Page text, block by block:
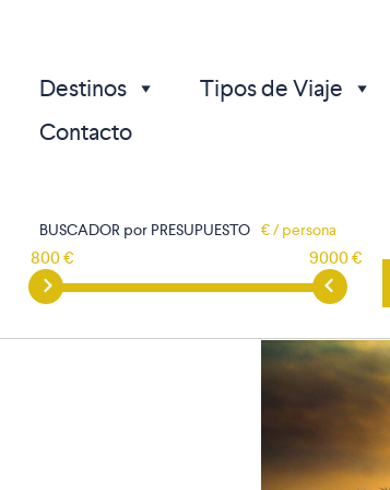
Destinos Tipos de Viaje
Contacto
BUSCADOR por PRESUPUESTO € / persona
800 € 9000 €